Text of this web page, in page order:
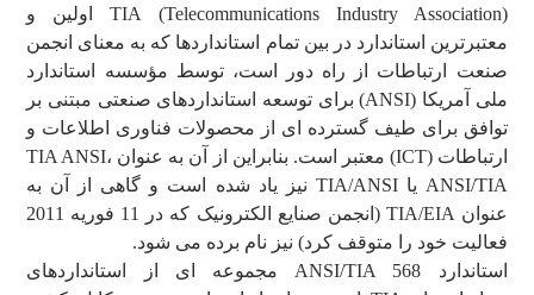
TIA (Telecommunications Industry Association) اولین و
معتبرترین استاندارد در بین تمام استانداردها که به معنای انجمن
صنعت ارتباطات از راه دور است، توسط مؤسسه استاندارد
ملی آمریکا (ANSI) برای توسعه استانداردهای صنعتی مبتنی بر
توافق برای طیف گسترده ای از محصولات فناوری اطلاعات و
ارتباطات (ICT) معتبر است. بنابراین از آن به عنوان TIA ANSI،
ANSI/TIA یا TIA/ANSI نیز یاد شده است و گاهی از آن به
عنوان TIA/EIA (انجمن صنایع الکترونیک که در 11 فوریه 2011
فعالیت خود را متوقف کرد) نیز نام برده می شود.
استاندارد ANSI/TIA 568 مجموعه ای از استانداردهای